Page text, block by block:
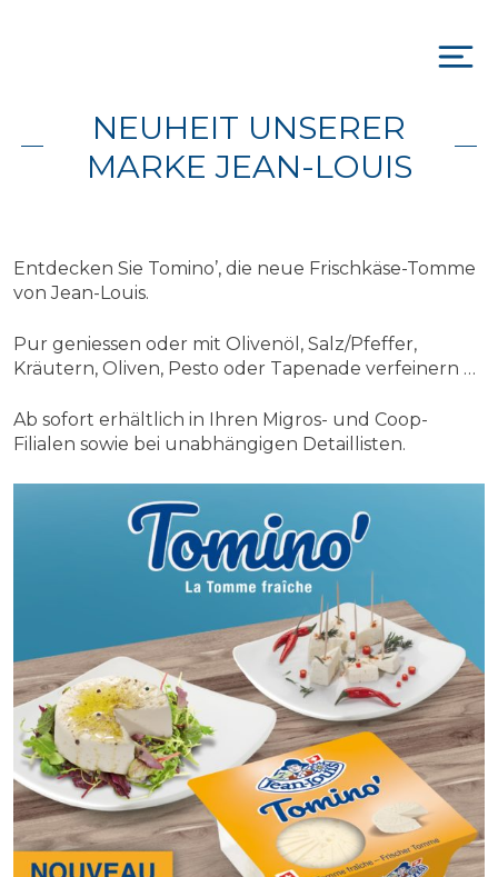
NEUHEIT UNSERER
MARKE JEAN-LOUIS
Entdecken Sie Tomino’, die neue Frischkäse-Tomme
von Jean-Louis.
Pur geniessen oder mit Olivenöl, Salz/Pfeffer,
Kräutern, Oliven, Pesto oder Tapenade verfeinern …
Ab sofort erhältlich in Ihren Migros- und Coop-
Filialen sowie bei unabhängigen Detaillisten.